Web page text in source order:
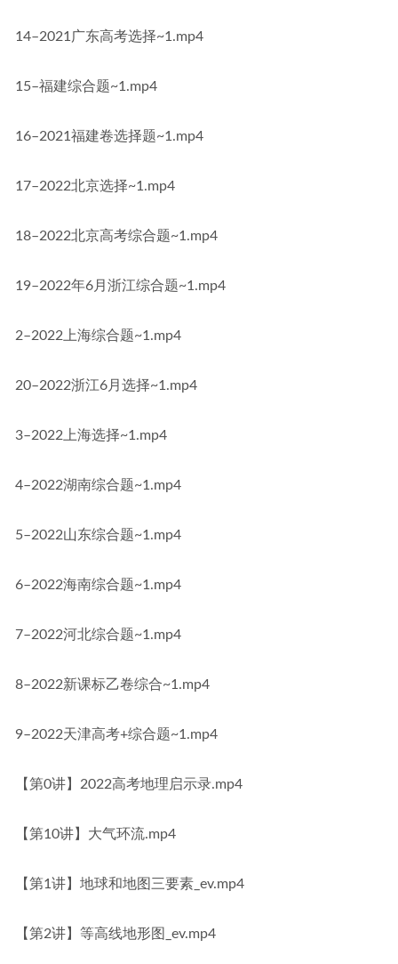
14–2021广东高考选择~1.mp4
15–福建综合题~1.mp4
16–2021福建卷选择题~1.mp4
17–2022北京选择~1.mp4
18–2022北京高考综合题~1.mp4
19–2022年6月浙江综合题~1.mp4
2–2022上海综合题~1.mp4
20–2022浙江6月选择~1.mp4
3–2022上海选择~1.mp4
4–2022湖南综合题~1.mp4
5–2022山东综合题~1.mp4
6–2022海南综合题~1.mp4
7–2022河北综合题~1.mp4
8–2022新课标乙卷综合~1.mp4
9–2022天津高考+综合题~1.mp4
【第0讲】2022高考地理启示录.mp4
【第10讲】大气环流.mp4
【第1讲】地球和地图三要素_ev.mp4
【第2讲】等高线地形图_ev.mp4